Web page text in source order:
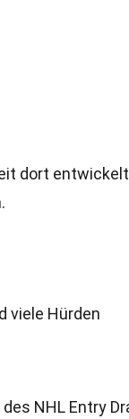
dort
viele Hürden
NHL Entry